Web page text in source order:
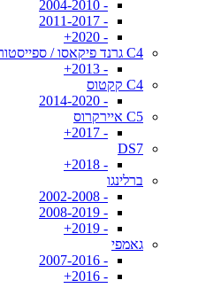
- 2004-2010
- 2011-2017
- 2020+
C4 גרנד פיקאסו / ספייסטורר
- 2013+
C4 קקטוס
- 2014-2020
C5 איירקרוס
- 2017+
DS7
- 2018+
ברלינגו
- 2002-2008
- 2008-2019
- 2019+
גאמפי
- 2007-2016
- 2016+